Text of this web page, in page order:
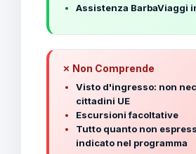
Assistenza BarbaViaggi
✗ Non Comprende
Visto d'ingresso: non
cittadini UE
Escursioni facoltative
Tutto quanto non
indicato nel programma